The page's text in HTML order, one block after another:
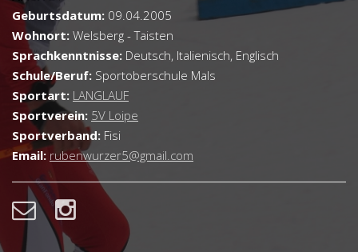
Geburtsdatum: 09.04.2005
Wohnort: Welsberg - Taisten
Sprachkenntnisse: Deutsch, Italienisch, Englisch
Schule/Beruf: Sportoberschule Mals
Sportart: LANGLAUF
Sportverein: 5V Loipe
Sportverband: Fisi
Email: rubenwurzer5@gmail.com